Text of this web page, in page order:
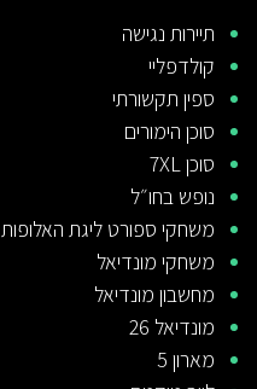
תיירות נגישה
קולדפליי
ספין תקשורתי
סוכן הימורים
סוכן 7XL
נופש בחו״ל
משחקי ספורט ליגת האלופות
משחקי מונדיאל
מחשבון מונדיאל
מונדיאל 26
מארון 5